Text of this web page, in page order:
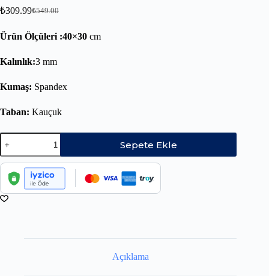
₺549.00
₺309.99
Ürün Ölçüleri :40×30 cm
Kalınlık:3 mm
Kumaş: Spandex
Taban: Kauçuk
Sepete Ekle
Açıklama